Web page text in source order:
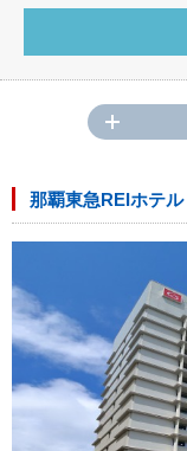
那覇東急REIホテル